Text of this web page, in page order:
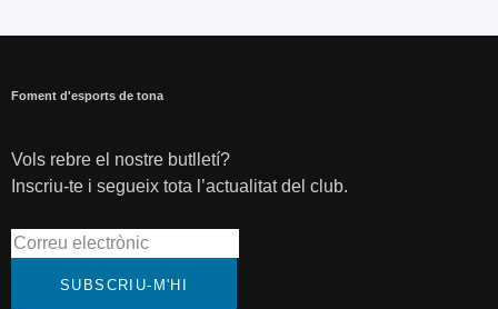
Foment d'esports de tona
Vols rebre el nostre butlletí?
Inscriu-te i segueix tota l’actualitat del club.
SUBSCRIU-M'HI